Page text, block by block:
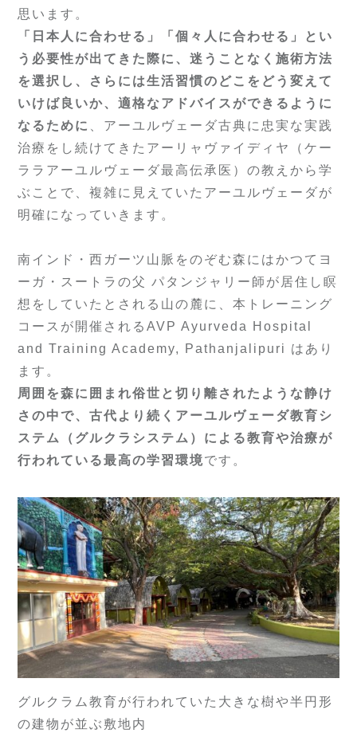
思います。
「日本人に合わせる」「個々人に合わせる」とい
う必要性が出てきた際に、迷うことなく施術方法
を選択し、さらには生活習慣のどこをどう変えて
いけば良いか、適格なアドバイスができるように
なるために 、アーユルヴェーダ古典に忠実な実践
治療をし続けてきたアーリャヴァイディヤ（ケー
ララアーユルヴェーダ最高伝承医）の教えから学
ぶことで、複雑に見えていたアーユルヴェーダが
明確になっていきます。
南インド・西ガーツ山脈をのぞむ森にはかつてヨ
ーガ・スートラの父 パタンジャリー師が居住し瞑
想をしていたとされる山の麓に、本トレーニング
コースが開催されるAVP Ayurveda Hospital
and Training Academy, Pathanjalipuri はあり
ます。
周囲を森に囲まれ俗世と切り離されたような静け
さの中で、古代より続くアーユルヴェーダ教育シ
ステム（グルクラシステム）による教育や治療が
行われている最高の学習環境です。
グルクラム教育が行われていた大きな樹や半円形
の建物が並ぶ敷地内